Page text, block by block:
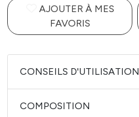
AJOUTER À MES
FAVORIS
CONSEILS D'UTILISATION
COMPOSITION